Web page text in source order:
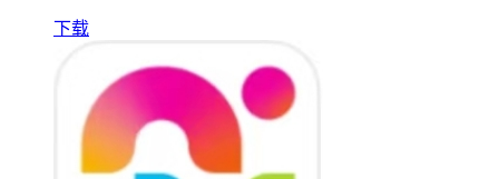
下载